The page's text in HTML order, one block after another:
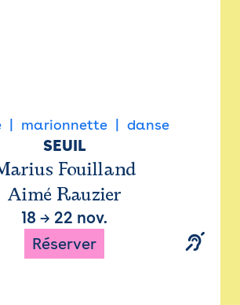
marionnette danse
SEUIL
Fouilland
Aimé Rauzier
18 → 22 nov.
Réserver